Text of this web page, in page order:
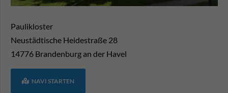
Paulikloster
Neustädtische Heidestraße 28
14776 Brandenburg an der Havel
NAVI STARTEN